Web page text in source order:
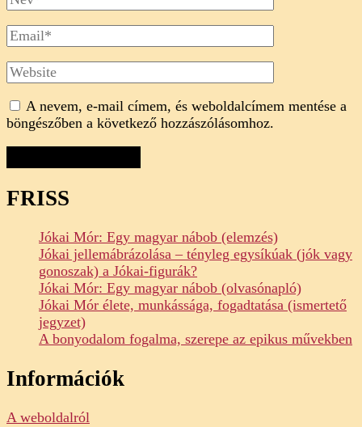
Name
Email
Website
A nevem, e-mail címem, és weboldalcímem mentése a
böngészőben a következő hozzászólásomhoz.
FRISS
Jókai Mór: Egy magyar nábob (elemzés)
Jókai jellemábrázolása – tényleg egysíkúak (jók vagy
gonoszak) a Jókai-figurák?
Jókai Mór: Egy magyar nábob (olvasónapló)
Jókai Mór élete, munkássága, fogadtatása (ismertető
jegyzet)
A bonyodalom fogalma, szerepe az epikus művekben
Információk
A weboldalról